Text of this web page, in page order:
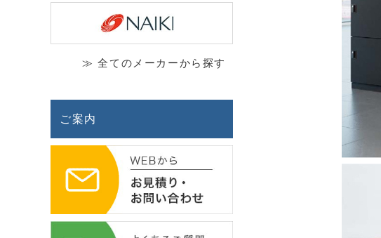
≫ 全てのメーカーから探す
ご案内